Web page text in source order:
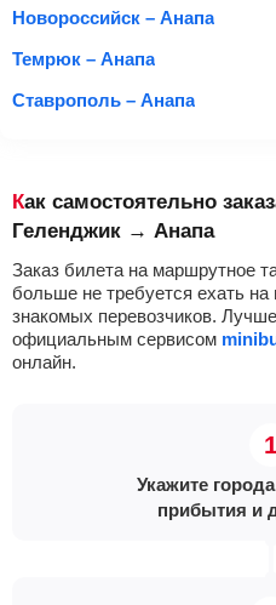
Новороссийск – Анапа
Темрюк – Анапа
Ставрополь – Анапа
Как самостоятельно заказать билет на маршрутку
Геленджик → Анапа
Заказ билета на маршрутное
больше не требуется ехать на
знакомых перевозчиков.
официальным сервисом
онлайн.
Укажите
прибытия и